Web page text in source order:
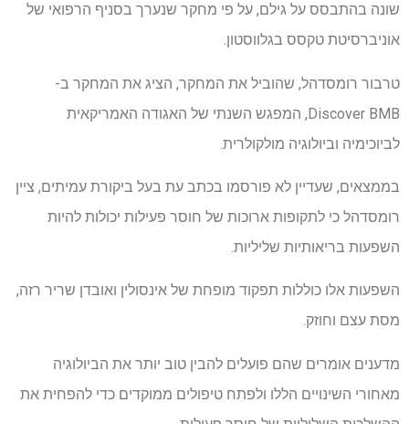
שונה בהתבסס על גילם, על פי מחקר שנערך בסניף הרפואי של
אוניברסיטת טקסס בגלווסטון.
טרבור רומסדהל, שהוביל את המחקר, הציג את המחקר ב-
Discover BMB, המפגש השנתי של האגודה האמריקאית
לביוכימיה וביולוגיה מולקולרית.
בממצאים, שעדיין לא פורסמו בכתב עת בעל ביקורת עמיתים, ציין
רומסדהל כי לתקופות ארוכות של חוסר פעילות יכולות להיות
השפעות בריאותיות שליליות.
השפעות אלו כוללות תפקוד מופחת של אינסולין ואובדן שריר רזה,
מסת עצם וחוזק.
מדענים אומרים שהם פועלים להבין טוב יותר את הביולוגיה
מאחורי השינויים הללו ולפתח טיפולים ממוקדים כדי להפחית את